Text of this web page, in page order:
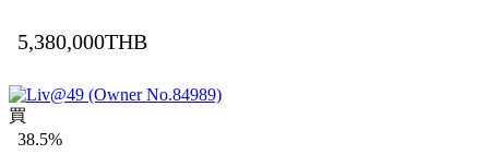
5,380,000THB
買
38.5%